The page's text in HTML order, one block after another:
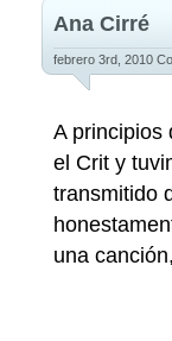
Ana Cirré
febrero 3rd, 2010
A principios
el Crit y
transmitido
una